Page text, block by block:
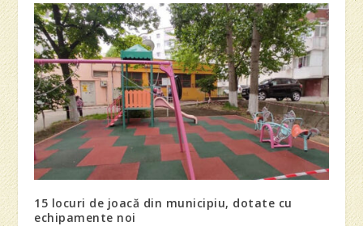
15 locuri de joacă din municipiu, dotate cu
echipamente noi